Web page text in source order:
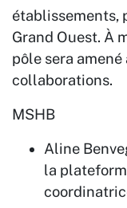
établissements,
Grand Ouest. À
pôle sera
collaborations.
MSHB
Aline
la